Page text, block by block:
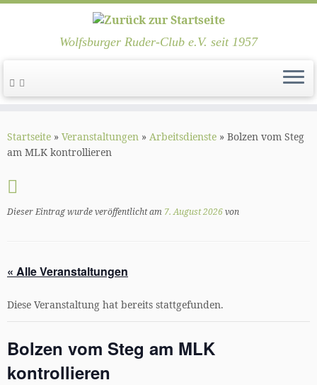
Inhalt
springen
Wolfsburger Ruder-Club e.V. seit 1957
Startseite » Veranstaltungen » Arbeitsdienste » Bolzen vom Steg
am MLK kontrollieren
Dieser Eintrag wurde veröffentlicht am 7. August 2026von
« Alle Veranstaltungen
Diese Veranstaltung hat bereits stattgefunden.
Bolzen vom Steg am MLK
kontrollieren